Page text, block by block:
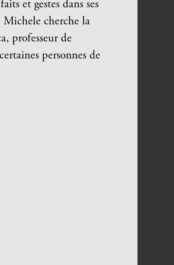
et gestes dans ses
Michele cherche la
professeur de
personnes de